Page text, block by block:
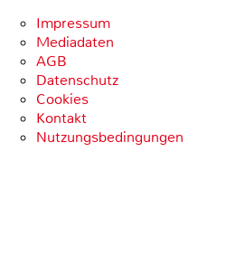
Impressum
Mediadaten
AGB
Datenschutz
Cookies
Kontakt
Nutzungsbedingungen